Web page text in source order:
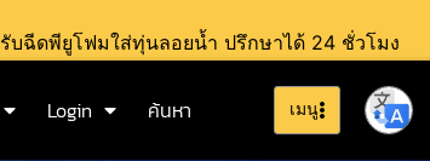
รับฉีดพียูโฟมใส่ทุ่นลอยน้ำ ปรึกษาได้ 24 ชั่วโมง
Login ค้นหา เมนู